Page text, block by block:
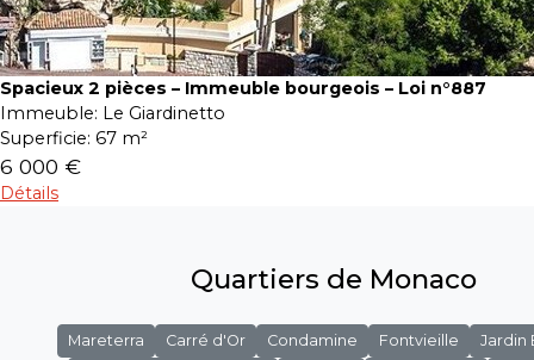
Spacieux 2 pièces – Immeuble bourgeois – Loi n°887
Immeuble: Le Giardinetto
Superficie: 67 m²
6 000 €
Détails
Quartiers de Monaco
Mareterra Carré d'Or Condamine Fontvieille
Jardin